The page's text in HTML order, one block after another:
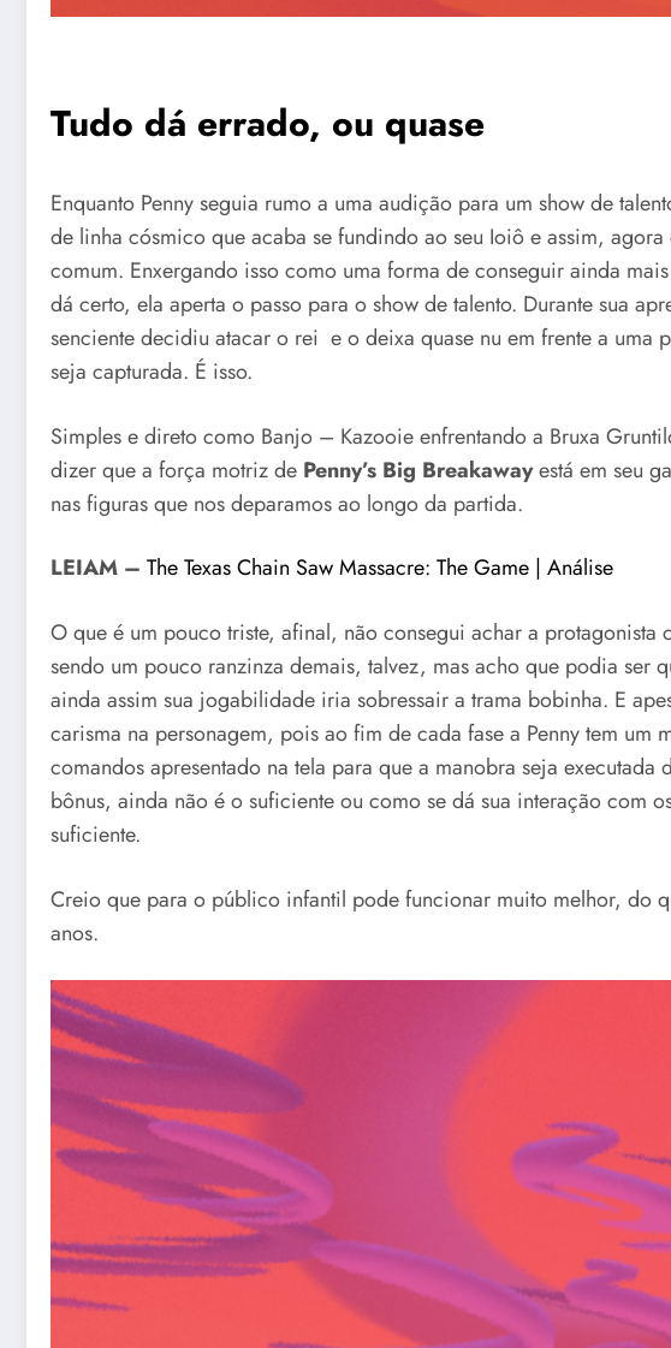
Tudo dá errado, ou quase
Enquanto Penny seguia rumo a uma audição para um show de
de linha cósmico que acaba se fundindo ao seu Ioiô e assim,
comum. Enxergando isso como uma forma de conseguir ainda
dá certo, ela aperta o passo para o show de talento. Durante sua
senciente decidiu atacar o rei e o deixa quase nu em frente a uma
seja capturada. É isso.
Simples e direto como Banjo – Kazooie enfrentando a Bruxa
dizer que a força motriz de Penny’s Big Breakawayestá em seu
nas figuras que nos deparamos ao longo da partida.
LEIAM – The Texas Chain Saw Massacre: The Game | Análise
O que é um pouco triste, afinal, não consegui achar a protagonista
sendo um pouco ranzinza demais, talvez, mas acho que podia ser
ainda assim sua jogabilidade iria sobressair a trama bobinha. E
carisma na personagem, pois ao fim de cada fase a Penny tem um
comandos apresentado na tela para que a manobra seja
bônus, ainda não é o suficiente ou como se dá sua interação com
suficiente.
Creio que para o público infantil pode funcionar muito melhor, do
anos.